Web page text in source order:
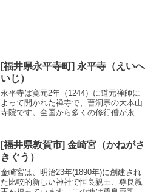
[福井県永平寺町] 永平寺（えいへ
いじ）
永平寺は寛元2年（1244）に道元禅師に
よって開かれた禅寺で、曹洞宗の大本山
寺院です。全国から多くの修行僧が永平
る総持寺）境内は約10万坪もの広さを持
つ除夜の鐘と初詣ス...
[福井県敦賀市] 金崎宮（かねがさ
きぐう）
金崎宮は、明治23年(1890年)に創建され
た比較的新しい神社で恒良親王、尊良親